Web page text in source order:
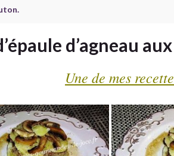
d’agneau
Une de mes